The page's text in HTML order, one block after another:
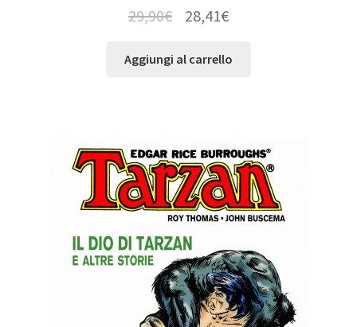
29,90€ 28,41€
Aggiungi al carrello